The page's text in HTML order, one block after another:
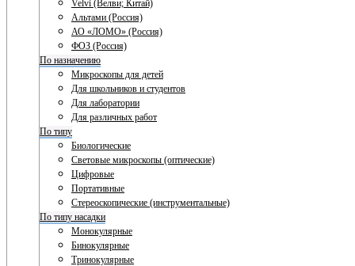
Velvi (Велви; Китай)
Альтами (Россия)
АО «ЛОМО» (Россия)
ФОЗ (Россия)
По назначению
Микроскопы для детей
Для школьников и студентов
Для лаборатории
Для различных работ
По типу
Биологические
Световые микроскопы (оптические)
Цифровые
Портативные
Стереоскопические (инструментальные)
По типу насадки
Монокулярные
Бинокулярные
Тринокулярные